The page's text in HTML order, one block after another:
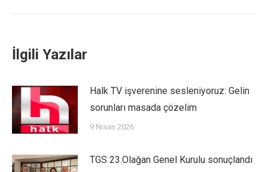
İlgili Yazılar
Halk TV işverenine sesleniyoruz: Gelin
sorunları masada çözelim
9 Nisan 2026
TGS 23.Olağan Genel Kurulu sonuçlandı